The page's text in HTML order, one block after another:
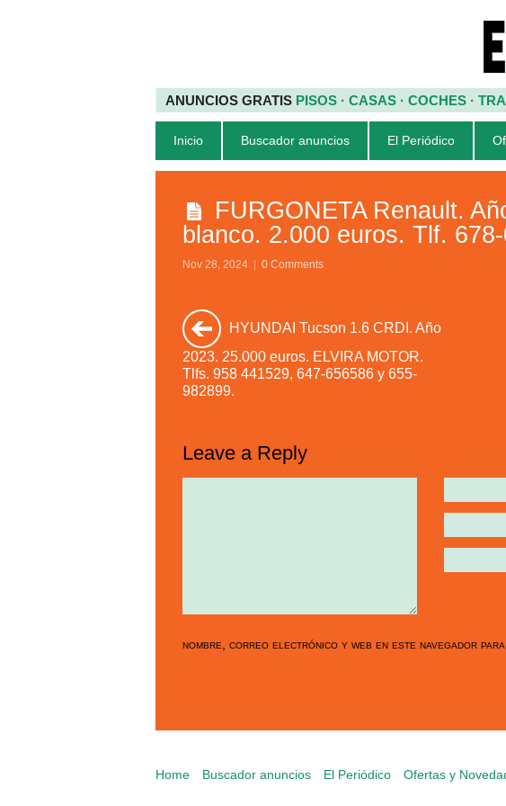
ANUNCIOS GRATIS PISOS · CASAS · COCHES ·
Inicio Buscador anuncios El Periódico
FURGONETA Renault.
blanco. 2.000 euros. Tlf.
Nov 28, 2024 0 Comments
HYUNDAI Tucson 1.6 CRDI. Año
2023. 25.000 euros. ELVIRA MOTOR.
Tlfs. 958 441529, 647-656586 y 655-
982899.
Leave a Reply
nombre, correo electrónico y web en este navegador
Home Buscador anuncios El Periódico Ofertas y